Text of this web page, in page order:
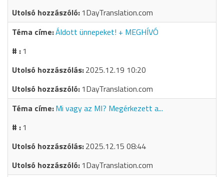
1DayTranslation.com
Áldott ünnepeket! + MEGHÍVÓ
1
2025.12.19 10:20
1DayTranslation.com
Mi vagy az MI? Megérkezett a...
1
2025.12.15 08:44
1DayTranslation.com